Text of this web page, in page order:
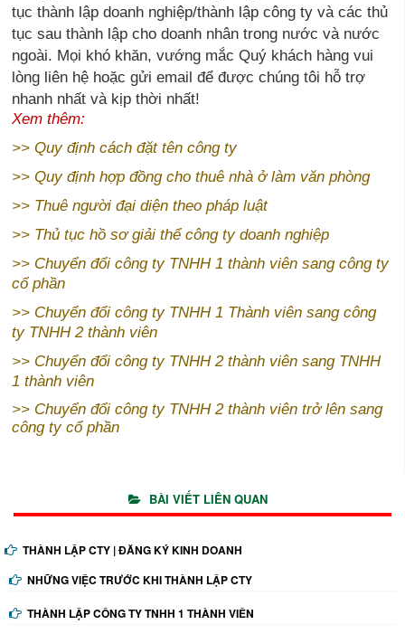
tục thành lập doanh nghiệp/thành lập công ty và các thủ
tục sau thành lập cho doanh nhân trong nước và nước
ngoài. Mọi khó khăn, vướng mắc Quý khách hàng vui
lòng liên hệ hoặc gửi email để được chúng tôi hỗ trợ
nhanh nhất và kịp thời nhất!
Xem thêm:
>> Quy định cách đặt tên công ty
>> Quy định hợp đồng cho thuê nhà ở làm văn phòng
>> Thuê người đại diện theo pháp luật
>> Thủ tục hồ sơ giải thể công ty doanh nghiệp
>> Chuyển đổi công ty TNHH 1 thành viên sang công ty
cổ phần
>> Chuyển đổi công ty TNHH 1 Thành viên sang công
ty TNHH 2 thành viên
>> Chuyển đổi công ty TNHH 2 thành viên sang TNHH
1 thành viên
>> Chuyển đổi công ty TNHH 2 thành viên trở lên sang
công ty cổ phần
BÀI VIẾT LIÊN QUAN
THÀNH LẬP CTY | ĐĂNG KÝ KINH DOANH
NHỮNG VIỆC TRƯỚC KHI THÀNH LẬP CTY
THÀNH LẬP CÔNG TY TNHH 1 THÀNH VIÊN